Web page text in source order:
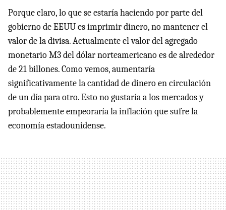
Porque claro, lo que se estaría haciendo por parte del
gobierno de EEUU es imprimir dinero, no mantener el
valor de la divisa. Actualmente el valor del agregado
monetario M3 del dólar norteamericano es de alrededor
de 21 billones. Como vemos, aumentaría
significativamente la cantidad de dinero en circulación
de un día para otro. Esto no gustaría a los mercados y
probablemente empeoraría la inflación que sufre la
economía estadounidense.